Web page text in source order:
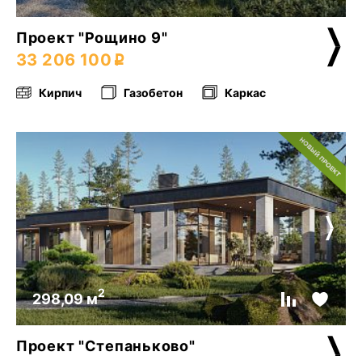
Проект "Рощино 9"
33 206 100
Кирпич Газобетон Каркас
298,09 м2
Проект "Степаньково"